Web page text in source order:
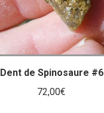
Dent de Spinosaure #6
72,00€